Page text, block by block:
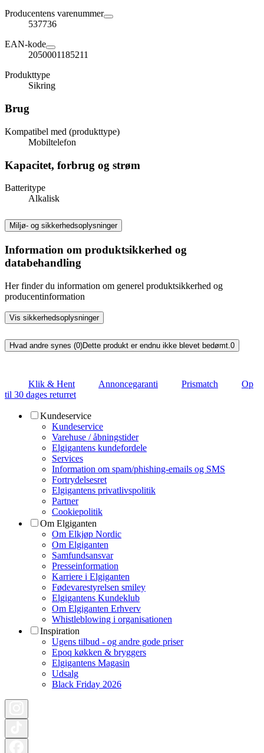
Producentens varenummer
537736
EAN-kode
2050001185211
Produkttype
Sikring
Brug
Kompatibel med (produkttype)
Mobiltelefon
Kapacitet, forbrug og strøm
Batteritype
Alkalisk
Miljø- og sikkerhedsoplysninger
Information om produktsikkerhed og
databehandling
Her finder du information om generel produktsikkerhed og
producentinformation
Vis sikkerhedsoplysninger
Hvad andre synes (0)Dette produkt er endnu ikke blevet bedømt. 0
Klik & Hent Annoncegaranti Prismatch
Op
til 30 dages returret
Kundeservice
Kundeservice
Varehuse / åbningstider
Elgigantens kundefordele
Services
Information om spam/phishing-emails og SMS
Fortrydelsesret
Elgigantens privatlivspolitik
Partner
Cookiepolitik
Om Elgiganten
Om Elkjøp Nordic
Om Elgiganten
Samfundsansvar
Presseinformation
Karriere i Elgiganten
Fødevarestyrelsen smiley
Elgigantens Kundeklub
Om Elgiganten Erhverv
Whistleblowing i organisationen
Inspiration
Ugens tilbud - og andre gode priser
Epoq køkken & bryggers
Elgigantens Magasin
Udsalg
Black Friday 2026